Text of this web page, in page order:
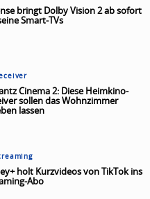
bringt Dolby Vision 2 ab sofort
Smart-TVs
Cinema 2: Diese Heimkino-
sollen das Wohnzimmer
lassen
holt Kurzvideos von TikTok ins
Abo